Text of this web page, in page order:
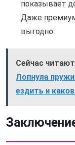
показывает
Даже
выгодно.
Сейчас
Лопнула
ездить и